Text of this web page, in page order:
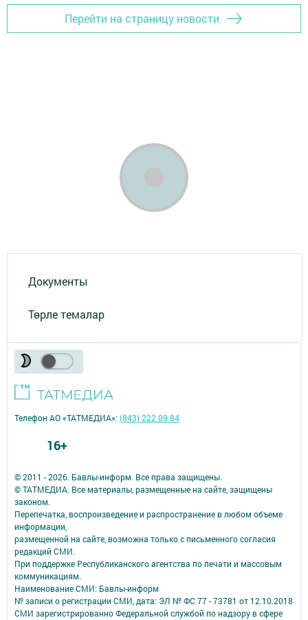
Перейти на страницу новости
Документы
Төрле темалар
© 2011 - 2026. Бавлы-информ. Все права защищены.
© ТАТМЕДИА. Все материалы, размещенные на сайте, защищены
законом.
Перепечатка, воспроизведение и распространение в любом объеме
информации,
размещенной на сайте, возможна только с письменного согласия
редакций СМИ.
При поддержке Республиканского агентства по печати и массовым
коммуникациям.
Наименование СМИ: Бавлы-информ
№ записи о регистрации СМИ, дата: ЭЛ № ФС 77 - 73781 от 12.10.2018
СМИ зарегистрированно Федеральной службой по надзору в сфере
Телефон АО «ТАТМЕДИА»:(843) 222 09 84
16+